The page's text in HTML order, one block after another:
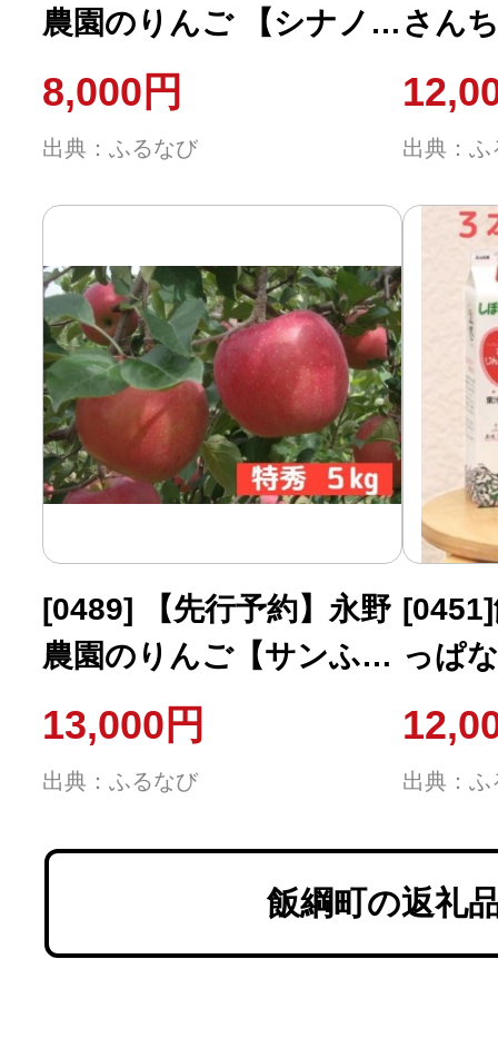
農園のりんご 【シナノ
スイート】 家庭用5kg
長野県飯綱町産
8,000円
出典：ふるなび
さん
2種以
はお
綱町
配送
出典：ふ
[0489] 【先行予約】永野
農園のりんご【サンふ
じ】特秀5kg 完熟蜜入
り 長野県飯綱町産
13,000円
出典：ふるなび
っぱ
ス
ト 特
出典：ふ
飯綱町の返礼